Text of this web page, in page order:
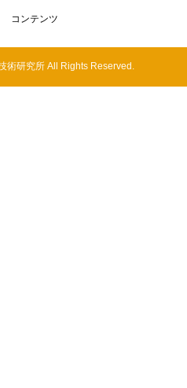
コンテンツ
術研究所 All Rights Reserved.